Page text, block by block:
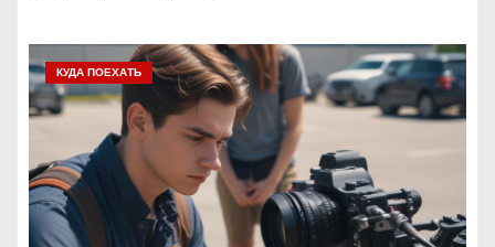
КУДА ПОЕХАТЬ